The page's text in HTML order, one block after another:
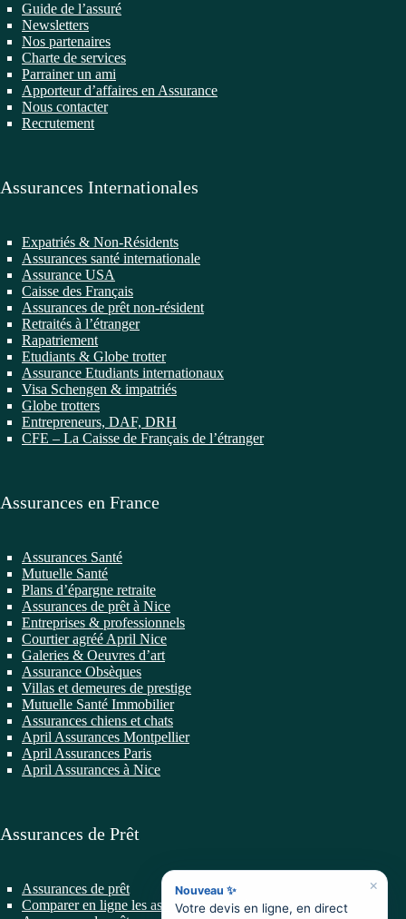
Guide de l’assuré
Newsletters
Nos partenaires
Charte de services
Parrainer un ami
Apporteur d’affaires en Assurance
Nous contacter
Recrutement
Assurances Internationales
Expatriés & Non-Résidents
Assurances santé internationale
Assurance USA
Caisse des Français
Assurances de prêt non-résident
Retraités à l’étranger
Rapatriement
Etudiants & Globe trotter
Assurance Etudiants internationaux
Visa Schengen & impatriés
Globe trotters
Entrepreneurs, DAF, DRH
CFE – La Caisse de Français de l’étranger
Assurances en France
Assurances Santé
Mutuelle Santé
Plans d’épargne retraite
Assurances de prêt à Nice
Entreprises & professionnels
Courtier agréé April Nice
Galeries & Oeuvres d’art
Assurance Obsèques
Villas et demeures de prestige
Mutuelle Santé Immobilier
Assurances chiens et chats
April Assurances Montpellier
April Assurances Paris
April Assurances à Nice
Assurances de Prêt
Assurances de prêt
Comparer en ligne les assurances de prêt
×
Nouveau ✨
Votre devis en ligne, en direct